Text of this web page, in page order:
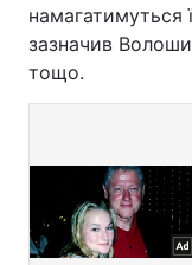
намагатимуться
зазначив
тощо.